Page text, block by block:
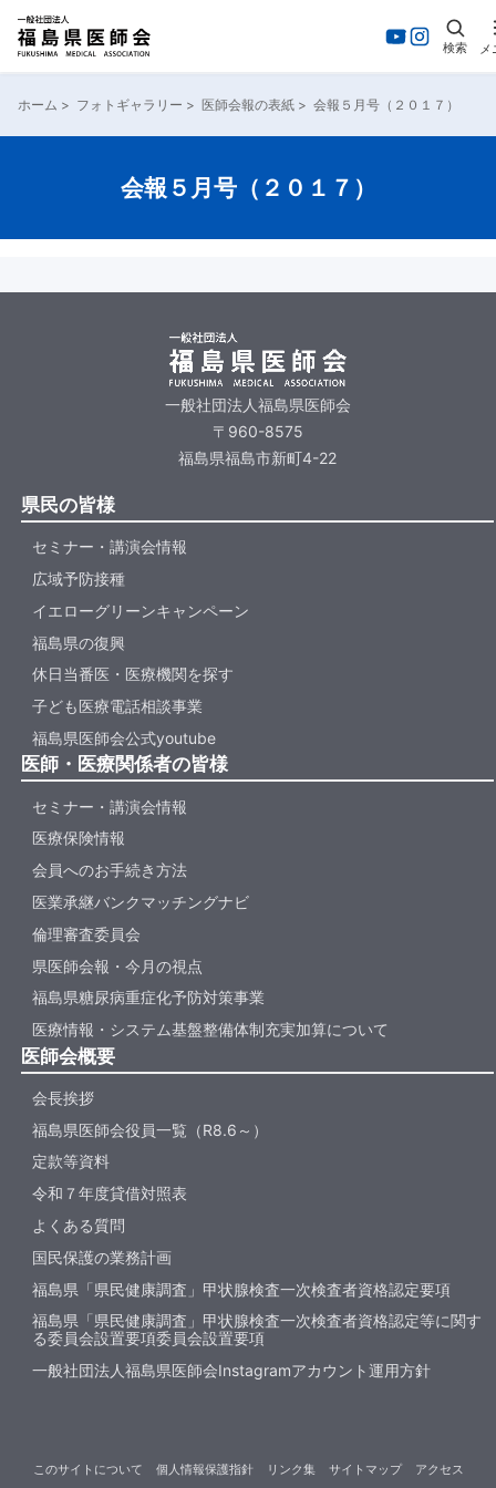
検索 メ
ホーム > フォトギャラリー > 医師会報の表紙 > 会報５月号（２０１７）
会報５月号（２０１７）
一般社団法人福島県医師会
〒960-8575
福島県福島市新町4-22
県民の皆様
セミナー・講演会情報
広域予防接種
イエローグリーンキャンペーン
福島県の復興
休日当番医・医療機関を探す
子ども医療電話相談事業
福島県医師会公式youtube
医師・医療関係者の皆様
セミナー・講演会情報
医療保険情報
会員へのお手続き方法
医業承継バンクマッチングナビ
倫理審査委員会
県医師会報・今月の視点
福島県糖尿病重症化予防対策事業
医療情報・システム基盤整備体制充実加算について
医師会概要
会長挨拶
福島県医師会役員一覧（R8.6～）
定款等資料
令和７年度貸借対照表
よくある質問
国民保護の業務計画
福島県「県民健康調査」甲状腺検査一次検査者資格認定要項
福島県「県民健康調査」甲状腺検査一次検査者資格認定等に関す
る委員会設置要項委員会設置要項
一般社団法人福島県医師会Instagramアカウント運用方針
このサイトについて 個人情報保護指針 リンク集 サイトマップ アクセス